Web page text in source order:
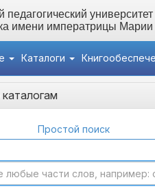
педагогический
имени императрицы
Каталоги
Простой поиск